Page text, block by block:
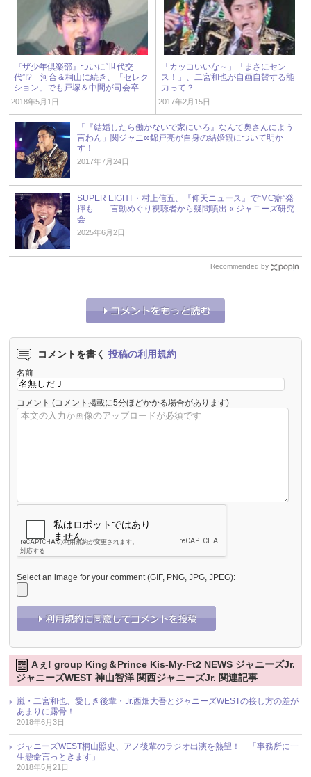
『ザ少年倶楽部』ついに“世代交
代”!? 河合＆桐山に続き、「セレク
ション」でも戸塚＆中間が司会卒
業！
2018年5月1日
「カッコいいな～」「まさにセン
ス！」、二宮和也が自画自賛する能
力って？
2017年2月15日
「『結婚したら働かないで家にいろ』なんて奥さんによう
言わん」関ジャニ∞錦戸亮が自身の結婚観について明か
す！
2017年7月24日
SUPER EIGHT・村上信五、『仰天ニュース』で“MC癖”発
揮も……言動めぐり視聴者から疑問噴出 « ジャニーズ研究
会
2025年6月2日
Recommended by
コメントを書く 投稿の利用規約
名前
コメント (コメント掲載に5分ほどかかる場合があります)
Select an image for your comment (GIF, PNG, JPG, JPEG):
Aぇ! group King＆Prince Kis-My-Ft2 NEWS ジャニーズJr.
ジャニーズWEST 神山智洋 関西ジャニーズJr. 関連記事
嵐・二宮和也、愛しき後輩・Jr.西畑大吾とジャニーズWESTの接し方の差が
あまりに露骨！
2018年6月3日
ジャニーズWEST桐山照史、アノ後輩のラジオ出演を熱望！ 「事務所に一
生懸命言っときます」
2018年5月21日